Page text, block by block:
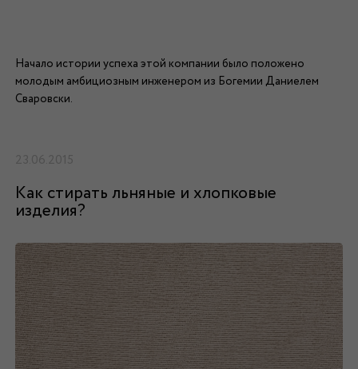
Начало истории успеха этой компании было положено
молодым амбициозным инженером из Богемии Даниелем
Сваровски.
23.06.2015
Как стирать льняные и хлопковые
изделия?